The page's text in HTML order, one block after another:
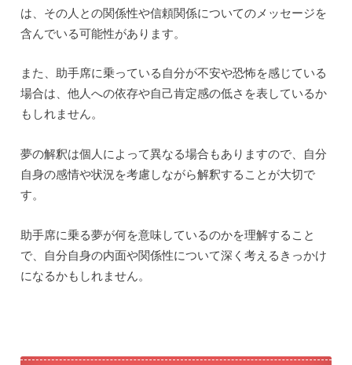
は、その人との関係性や信頼関係についてのメッセージを
含んでいる可能性があります。
また、助手席に乗っている自分が不安や恐怖を感じている
場合は、他人への依存や自己肯定感の低さを表しているか
もしれません。
夢の解釈は個人によって異なる場合もありますので、自分
自身の感情や状況を考慮しながら解釈することが大切で
す。
助手席に乗る夢が何を意味しているのかを理解すること
で、自分自身の内面や関係性について深く考えるきっかけ
になるかもしれません。